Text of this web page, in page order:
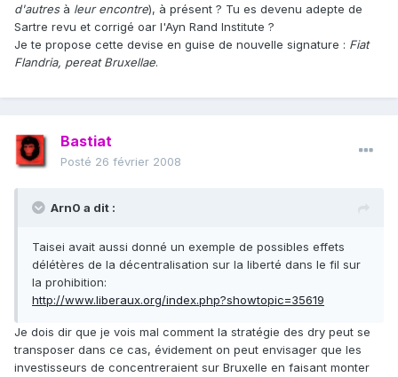
d'autresà leur encontre), à présent ? Tu es devenu adepte de
Sartre revu et corrigé oar l'Ayn Rand Institute ?
Je te propose cette devise en guise de nouvelle signature : Fiat
Flandria, pereat Bruxellae.
Bastiat
Posté 26 février 2008
Arn0 a dit :
Taisei avait aussi donné un exemple de possibles effets
délétères de la décentralisation sur la liberté dans le fil sur
la prohibition:
http://www.liberaux.org/index.php?showtopic=35619
Je dois dir que je vois mal comment la stratégie des dry peut se
transposer dans ce cas, évidement on peut envisager que les
investisseurs de concentreraient sur Bruxelle en faisant monter